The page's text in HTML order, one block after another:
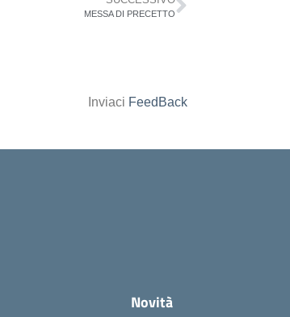
MESSA DI PRECETTO
Inviaci FeedBack
Novità